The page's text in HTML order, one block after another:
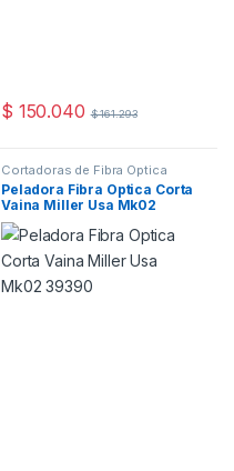
$ 150.040 $161.293
Cortadoras de Fibra Óptica
Peladora Fibra Optica Corta
Vaina Miller Usa Mk02
39390